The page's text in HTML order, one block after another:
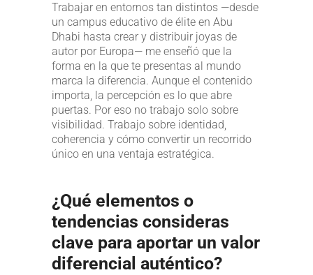
Trabajar en entornos tan distintos —desde
un campus educativo de élite en Abu
Dhabi hasta crear y distribuir joyas de
autor por Europa— me enseñó que la
forma en la que te presentas al mundo
marca la diferencia. Aunque el contenido
importa, la percepción es lo que abre
puertas. Por eso no trabajo solo sobre
visibilidad. Trabajo sobre identidad,
coherencia y cómo convertir un recorrido
único en una ventaja estratégica.
¿Qué elementos o
tendencias consideras
clave para aportar un valor
diferencial auténtico?